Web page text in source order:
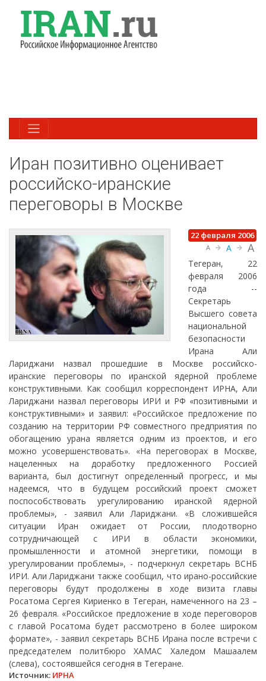
Иран позитивно оценивает
российско-иранские
переговоры в Москве
22 февраля 2006
A A A
Тегеран, 22
февраля 2006
года --
Секретарь
Высшего совета
национальной
безопасности
Ирана Али
Лариджани назвал прошедшие в Москве российско-
иранские переговоры по иранской ядерной проблеме
конструктивными. Как сообщил корреспондент ИРНА, Али
Лариджани назвал переговоры ИРИ и РФ «позитивными и
конструктивными» и заявил: «Российское предложение по
созданию на территории РФ совместного предприятия по
обогащению урана является одним из проектов, и его
можно усовершенствовать». «На переговорах в Москве,
нацеленных на доработку предложенного Россией
варианта, был достигнут определенный прогресс, и мы
надеемся, что в будущем российский проект сможет
поспособствовать урегулированию иранской ядерной
проблемы», - заявил Али Лариджани. «В сложившейся
ситуации Иран ожидает от России, плодотворно
сотрудничающей с ИРИ в области экономики,
промышленности и атомной энергетики, помощи в
урегулировании проблемы», - подчеркнул секретарь ВСНБ
ИРИ. Али Лариджани также сообщил, что ирано-российские
переговоры будут продолжены в ходе визита главы
Росатома Сергея Кириенко в Тегеран, намеченного на 23 –
26 февраля. «Российское предложение в ходе переговоров
с главой Росатома будет рассмотрено в более широком
формате», - заявил секретарь ВСНБ Ирана после встречи с
председателем политбюро ХАМАС Халедом Машаалем
(слева), состоявшейся сегодня в Тегеране.
Источник: ИРНА